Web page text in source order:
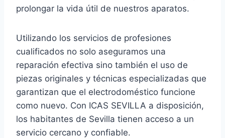
prolongar la vida útil de nuestros aparatos.
Utilizando los servicios de profesiones
cualificados no solo aseguramos una
reparación efectiva sino también el uso de
piezas originales y técnicas especializadas que
garantizan que el electrodoméstico funcione
como nuevo. Con ICAS SEVILLA a disposición,
los habitantes de Sevilla tienen acceso a un
servicio cercano y confiable.